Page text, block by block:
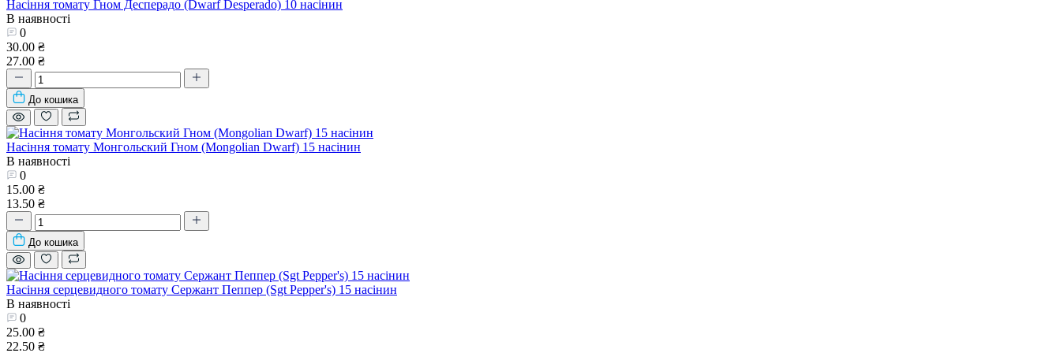
Насіння томату Гном Десперадо (Dwarf Desperado) 10 насінин
В наявності
0
30.00 ₴
27.00 ₴
До кошика
Насіння томату Монгольский Гном (Mongolian Dwarf) 15 насінин
В наявності
0
15.00 ₴
13.50 ₴
До кошика
Насіння серцевидного томату Сержант Пеппер (Sgt Pepper's) 15 насінин
В наявності
0
25.00 ₴
22.50 ₴